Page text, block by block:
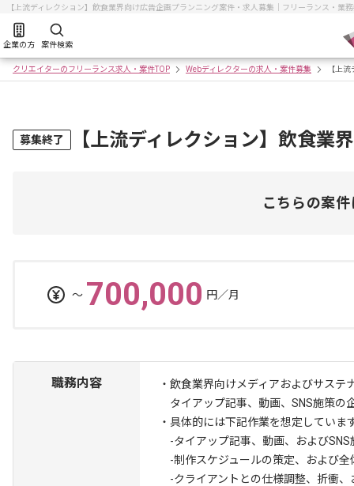
【上流ディレクション】飲食業界向け広告企画プランニング案件・求人募集｜フリーランス・業
企業の方 案件検索
クリエイターのフリーランス求人・案件TOP Webディレクターの求人・案件募集 【上
募集終了 【上流ディレクション】飲食業
こちらの案
〜 700,000 円／月
職務内容
・飲食業界向けメディアおよびサステ
タイアップ記事、動画、SNS施策の
・具体的には下記作業を想定していま
-タイアップ記事、動画、およびSNS
-制作スケジュールの策定、および全
-クライアントとの仕様調整、折衝、